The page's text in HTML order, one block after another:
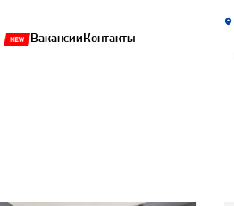
ВакансииКонтакты